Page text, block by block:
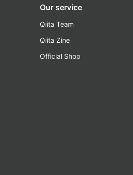
Our service
Qiita Team
Qiita Zine
Official Shop